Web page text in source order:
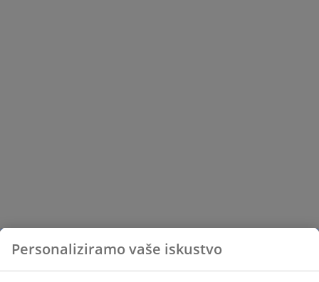
Personaliziramo vaše iskustvo